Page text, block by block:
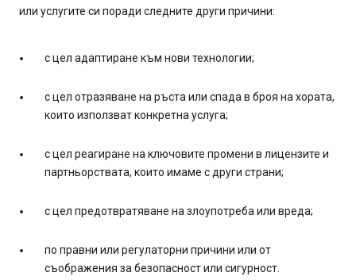
или услугите си поради следните други причини:
с цел адаптиране към нови технологии;
с цел отразяване на ръста или спада в броя на хората,
които използват конкретна услуга;
с цел реагиране на ключовите промени в лицензите и
партньорствата, които имаме с други страни;
с цел предотвратяване на злоупотреба или вреда;
по правни или регулаторни причини или от
съображения за безопасност или сигурност.